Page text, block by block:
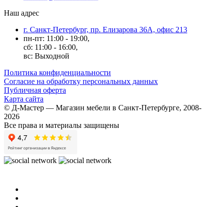
Наш адрес
г. Санкт-Петербург, пр. Елизарова 36А, офис 213
пн-пт: 11:00 - 19:00,
сб: 11:00 - 16:00,
вс: Выходной
Политика конфиденциальности
Согласие на обработку персональных данных
Публичная оферта
Карта сайта
© Д-Мастер — Магазин мебели в Санкт-Петербурге, 2008-
2026
Все права и материалы защищены